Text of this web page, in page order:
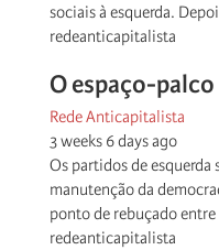
sociais à esquerda.
redeanticapitalista
O espaço-
Rede Anticapitalista
3 weeks 6 days ago
Os partidos de
manutenção da
ponto de rebuçado
redeanticapitalista